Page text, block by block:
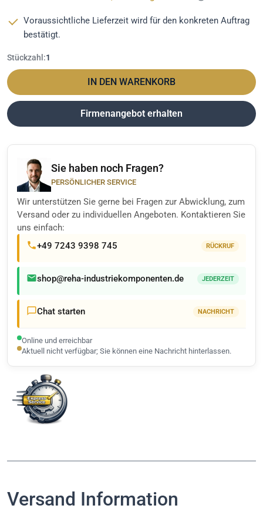
Voraussichtliche Lieferzeit wird für den konkreten Auftrag
bestätigt.
Stückzahl:1
IN DEN WARENKORB
Firmenangebot erhalten
Sie haben noch Fragen?
PERSÖNLICHER SERVICE
Wir unterstützen Sie gerne bei Fragen zur Abwicklung, zum
Versand oder zu individuellen Angeboten. Kontaktieren Sie
uns einfach:
+49 7243 9398 745
RÜCKRUF
shop@reha-industriekomponenten.de JEDERZEIT
Chat starten NACHRICHT
Online und erreichbar
Aktuell nicht verfügbar; Sie können eine Nachricht hinterlassen.
Versand Information